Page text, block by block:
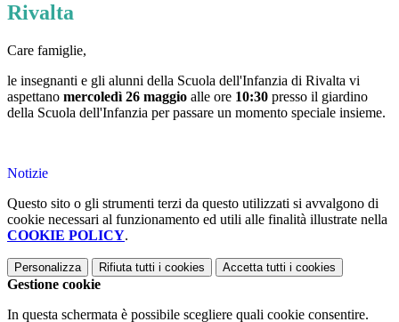
Rivalta
Care famiglie,
le insegnanti e gli alunni della Scuola dell'Infanzia di Rivalta vi
aspettano mercoledì 26 maggio alle ore 10:30 presso il giardino
della Scuola dell'Infanzia per passare un momento speciale insieme.
Notizie
Questo sito o gli strumenti terzi da questo utilizzati si avvalgono di
cookie necessari al funzionamento ed utili alle finalità illustrate nella
COOKIE POLICY.
Personalizza Rifiuta tutti i cookies Accetta tutti i cookies
Gestione cookie
In questa schermata è possibile scegliere quali cookie consentire.